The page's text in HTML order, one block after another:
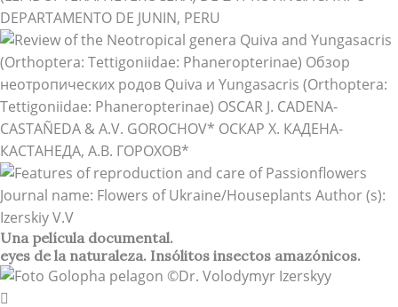
Una película documental.
eyes de la naturaleza. Insólitos insectos amazónicos.